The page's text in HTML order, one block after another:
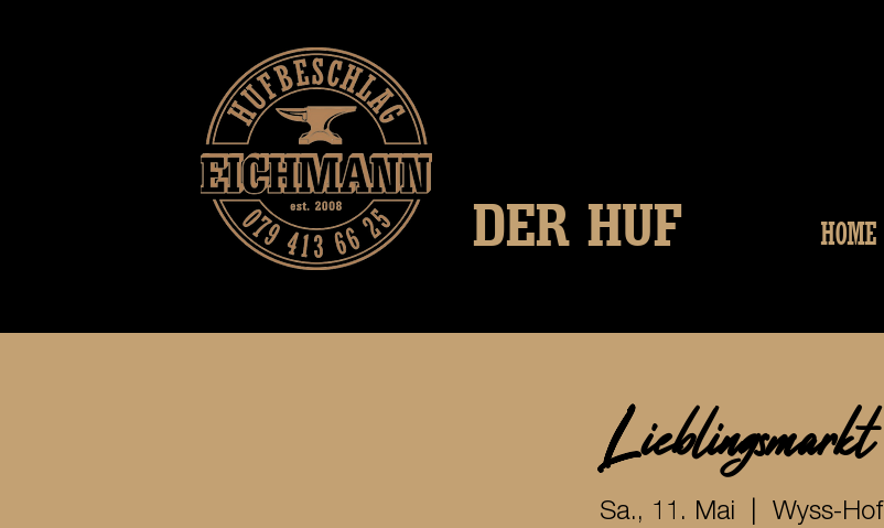
DER HUF HOME
Lieblingsmarkt
Sa., 11. Mai Wyss-Hof